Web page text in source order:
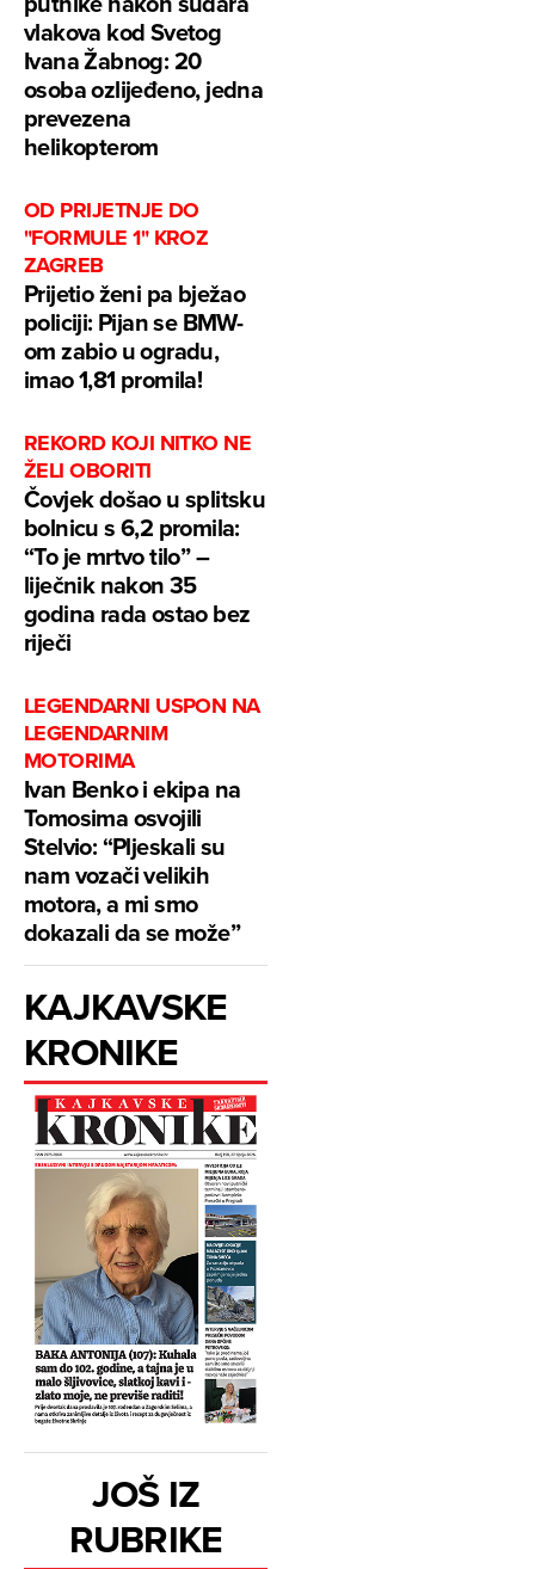
vlakova kod Svetog
Ivana Žabnog: 20
osoba ozlijeđeno, jedna
prevezena
helikopterom
OD PRIJETNJE DO
"FORMULE 1" KROZ
ZAGREB
Prijetio ženi pa bježao
policiji: Pijan se BMW-
om zabio u ogradu,
imao 1,81 promila!
REKORD KOJI NITKO NE
ŽELI OBORITI
Čovjek došao u splitsku
bolnicu s 6,2 promila:
“To je mrtvo tilo” –
liječnik nakon 35
godina rada ostao bez
riječi
LEGENDARNI USPON NA
LEGENDARNIM
MOTORIMA
Ivan Benko i ekipa na
Tomosima osvojili
Stelvio: “Pljeskali su
nam vozači velikih
motora, a mi smo
dokazali da se može”
KAJKAVSKE
KRONIKE
JOŠ IZ
RUBRIKE